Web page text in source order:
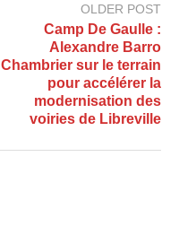
OLDER POST
Camp De Gaulle :
Alexandre Barro
Chambrier sur le terrain
pour accélérer la
modernisation des
voiries de Libreville